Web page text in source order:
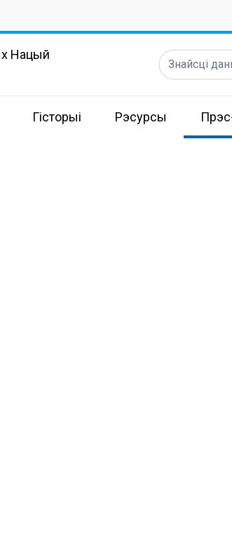
Нацый
Знайсці
Гісторыі Рэсурсы